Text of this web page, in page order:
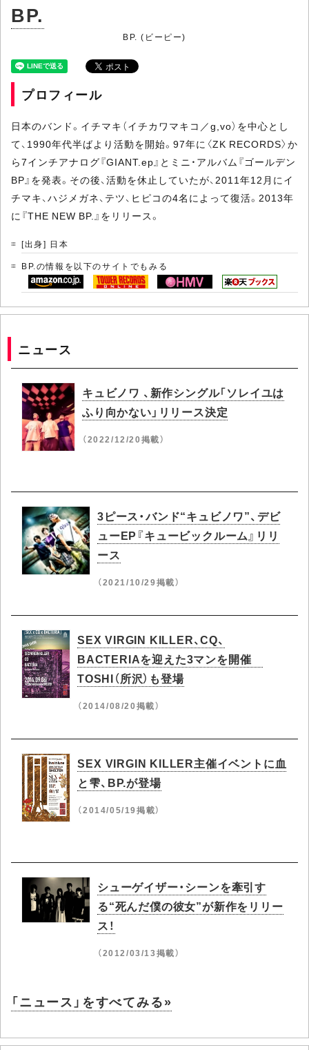
BP.
BP. (ビーピー)
プロフィール
日本のバンド。イチマキ（イチカワマキコ／g,vo）を中心とし
て、1990年代半ばより活動を開始。97年に〈ZK RECORDS〉か
ら7インチアナログ『GIANT.ep』とミニ・アルバム『ゴールデン
BP』を発表。その後、活動を休止していたが、2011年12月にイ
チマキ、ハジメガネ、テツ、ヒピコの4名によって復活。2013年
に『THE NEW BP.』をリリース。
[出身] 日本
BP.の情報を以下のサイトでもみる
ニュース
キュビノワ 、新作シングル「ソレイユは
ふり向かない」リリース決定
（2022/12/20掲載）
3ピース・バンド“キュビノワ”、デビ
ューEP『キュービックルーム』リリ
ース
（2021/10/29掲載）
SEX VIRGIN KILLER、CQ、
BACTERIAを迎えた3マンを開催
TOSHI（所沢）も登場
（2014/08/20掲載）
SEX VIRGIN KILLER主催イベントに血
と雫、BP.が登場
（2014/05/19掲載）
シューゲイザー・シーンを牽引す
る“死んだ僕の彼女”が新作をリリー
ス！
（2012/03/13掲載）
「ニュース」をすべてみる»